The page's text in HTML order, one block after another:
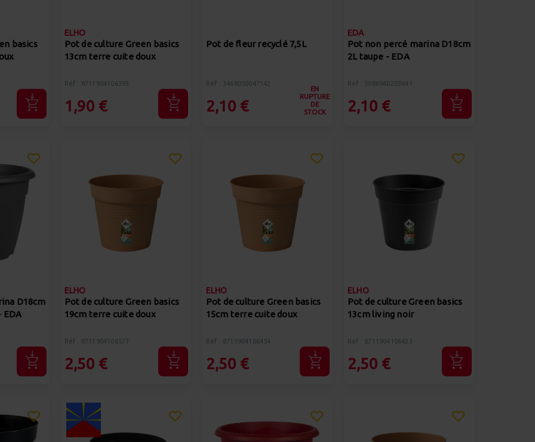
basics
ELHO
Pot de culture Green basics
13cm terre cuite doux
Réf : 8711904106393
1,90 €
Pot de fleur recyclé 7,5L
Réf : 3468050047142
2,10 €
EN
RUPTURE
DE
STOCK
EDA
Pot non percé marina D18cm
2L taupe - EDA
Réf : 3086960203641
2,10 €
D18cm
EDA
ELHO
Pot de culture Green basics
19cm terre cuite doux
Réf : 8711904106577
2,50 €
ELHO
Pot de culture Green basics
15cm terre cuite doux
Réf : 8711904106454
2,50 €
ELHO
Pot de culture Green basics
13cm living noir
Réf : 8711904106423
2,50 €